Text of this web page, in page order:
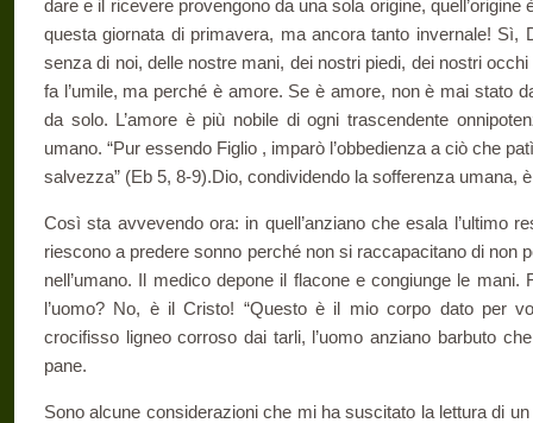
dare e il ricevere provengono da una sola origine, quell’origine
questa giornata di primavera, ma ancora tanto invernale! Sì,
senza di noi, delle nostre mani, dei nostri piedi, dei nostri
fa l’umile, ma perché è amore. Se è amore, non è mai stato
da solo. L’amore è più nobile di ogni trascendente
umano. “Pur essendo Figlio , imparò l’obbedienza a ciò che
salvezza” (Eb 5, 8-9).Dio, condividendo la sofferenza umana,
Così sta avvevendo ora: in quell’anziano che esala l’ultimo
riescono a predere sonno perché non si raccapacitano di non
nell’umano. Il medico depone il flacone e congiunge le
l’uomo? No, è il Cristo! “Questo è il mio corpo dato per
crocifisso ligneo corroso dai tarli, l’uomo anziano barbuto
pane.
Sono alcune considerazioni che mi ha suscitato la lettura di un